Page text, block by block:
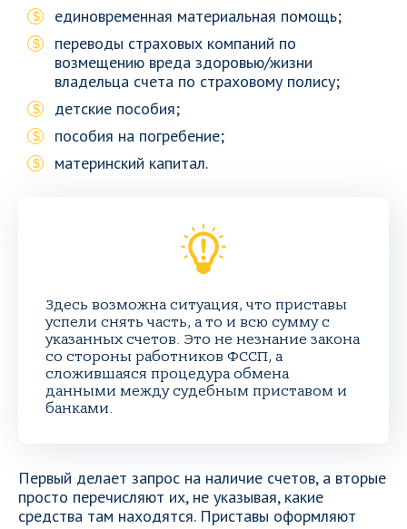
единовременная материальная помощь;
переводы страховых компаний по
возмещению вреда здоровью/жизни
владельца счета по страховому полису;
детские пособия;
пособия на погребение;
материнский капитал.
Здесь возможна ситуация, что приставы
успели снять часть, а то и всю сумму с
указанных счетов. Это не незнание закона
со стороны работников ФССП, а
сложившаяся процедура обмена
данными между судебным приставом и
банками.
Первый делает запрос на наличие счетов, а вторые
просто перечисляют их, не указывая, какие
средства там находятся. Приставы оформляют